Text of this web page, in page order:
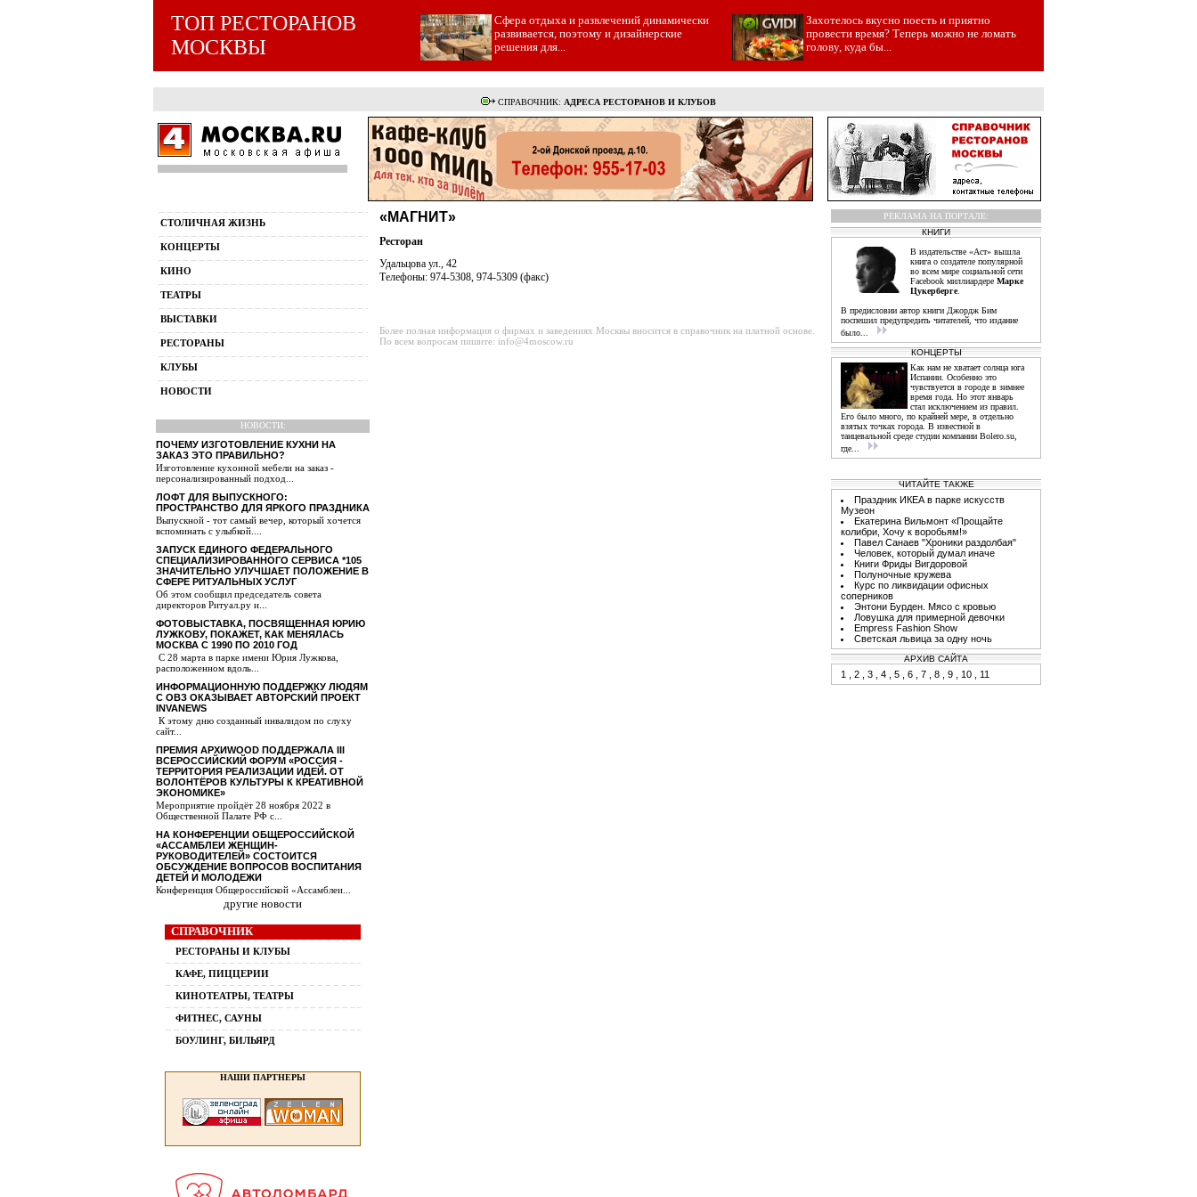
ТОП РЕСТОРАНОВ
МОСКВЫ
Cфера отдыха и развлечений динамически
развивается, поэтому и дизайнерские
решения для...
Захотелось вкусно поесть и приятно
провести время? Теперь можно не ломать
голову, куда бы...
СПРАВОЧНИК: АДРЕСА РЕСТОРАНОВ И КЛУБОВ
СТОЛИЧНАЯ ЖИЗНЬ
КОНЦЕРТЫ
КИНО
ТЕАТРЫ
ВЫСТАВКИ
РЕСТОРАНЫ
КЛУБЫ
НОВОСТИ
НОВОСТИ:
ПОЧЕМУ ИЗГОТОВЛЕНИЕ КУХНИ НА
ЗАКАЗ ЭТО ПРАВИЛЬНО?
Изготовление кухонной мебели на заказ -
персонализированный подход...
ЛОФТ ДЛЯ ВЫПУСКНОГО:
ПРОСТРАНСТВО ДЛЯ ЯРКОГО ПРАЗДНИКА
Выпускной - тот самый вечер, который хочется
вспоминать с улыбкой....
ЗАПУСК ЕДИНОГО ФЕДЕРАЛЬНОГО
СПЕЦИАЛИЗИРОВАННОГО СЕРВИСА *105
ЗНАЧИТЕЛЬНО УЛУЧШАЕТ ПОЛОЖЕНИЕ В
СФЕРЕ РИТУАЛЬНЫХ УСЛУГ
Об этом сообщил председатель совета
директоров Ритуал.ру и...
ФОТОВЫСТАВКА, ПОСВЯЩЕННАЯ ЮРИЮ
ЛУЖКОВУ, ПОКАЖЕТ, КАК МЕНЯЛАСЬ
МОСКВА С 1990 ПО 2010 ГОД
С 28 марта в парке имени Юрия Лужкова,
расположенном вдоль...
ИНФОРМАЦИОННУЮ ПОДДЕРЖКУ ЛЮДЯМ
С ОВЗ ОКАЗЫВАЕТ АВТОРСКИЙ ПРОЕКТ
INVANEWS
К этому дню созданный инвалидом по слуху
сайт...
ПРЕМИЯ АРХИWOOD ПОДДЕРЖАЛА III
ВСЕРОССИЙСКИЙ ФОРУМ «РОССИЯ -
ТЕРРИТОРИЯ РЕАЛИЗАЦИИ ИДЕЙ. ОТ
ВОЛОНТЁРОВ КУЛЬТУРЫ К КРЕАТИВНОЙ
ЭКОНОМИКЕ»
Мероприятие пройдёт 28 ноября 2022 в
Общественной Палате РФ с...
НА КОНФЕРЕНЦИИ ОБЩЕРОССИЙСКОЙ
«АССАМБЛЕИ ЖЕНЩИН-
РУКОВОДИТЕЛЕЙ» СОСТОИТСЯ
ОБСУЖДЕНИЕ ВОПРОСОВ ВОСПИТАНИЯ
ДЕТЕЙ И МОЛОДЕЖИ
Конференция Общероссийской «Ассамблеи...
другие новости
СПРАВОЧНИК
РЕСТОРАНЫ И КЛУБЫ
КАФЕ, ПИЦЦЕРИИ
КИНОТЕАТРЫ, ТЕАТРЫ
ФИТНЕС, САУНЫ
БОУЛИНГ, БИЛЬЯРД
НАШИ ПАРТНЕРЫ
«МАГНИТ»
Ресторан
Удальцова ул., 42
Телефоны: 974-5308, 974-5309 (факс)
Более полная информация о фирмах и заведениях Москвы вносится в справочник на платной основе.
По всем вопросам пишите: info@4moscow.ru
РЕКЛАМА НА ПОРТАЛЕ:
КНИГИ
В издательстве «Аст» вышла
книга о создателе популярной
во всем мире социальной сети
Facebook миллиардере Марке
Цукерберге.
В предисловии автор книги Джордж Бим
поспешил предупредить читателей, что издание
было...
КОНЦЕРТЫ
Как нам не хватает солнца юга
Испании. Особенно это
чувствуется в городе в зимнее
время года. Но этот январь
стал исключением из правил.
Его было много, по крайней мере, в отдельно
взятых точках города. В известной в
танцевальной среде студии компании Bolero.su,
где...
ЧИТАЙТЕ ТАКЖЕ
Праздник ИКЕА в парке искусств
Музеон
Екатерина Вильмонт «Прощайте
колибри, Хочу к воробьям!»
Павел Санаев "Хроники раздолбая"
Человек, который думал иначе
Книги Фриды Вигдоровой
Полуночные кружева
Курс по ликвидации офисных
соперников
Энтони Бурден. Мясо с кровью
Ловушка для примерной девочки
Empress Fashion Show
Светская львица за одну ночь
АРХИВ САЙТА
1 2 3 4 5 6 7 8 9 10 11